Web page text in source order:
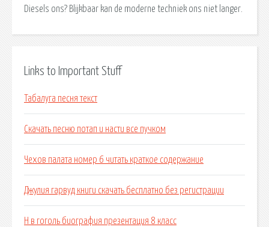
Diesels ons? Blijkbaar kan de moderne techniek ons niet langer.
Links to Important Stuff
Табалуга песня текст
Скачать песню потап и насти все пучком
Чехов палата номер 6 читать краткое содержание
Джулия гарвуд книги скачать бесплатно без регистрации
Н в гоголь биография презентация 8 класс